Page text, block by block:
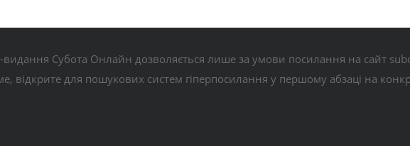
видання Субота Онлайн дозволяється лише за умови посилання на сайт
відкрите для пошукових систем гіперпосилання у першому абзаці на